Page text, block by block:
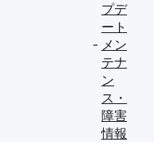
プデ
ート
メン
テナ
ン
ス・
障害
情報